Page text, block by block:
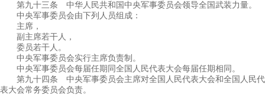
第九十三条 中华人民共和国中央军事委员会领导全国武装力量。
中央军事委员会由下列人员组成：
主席，
副主席若干人，
委员若干人。
中央军事委员会实行主席负责制。
中央军事委员会每届任期同全国人民代表大会每届任期相同。
第九十四条 中央军事委员会主席对全国人民代表大会和全国人民代
表大会常务委员会负责。